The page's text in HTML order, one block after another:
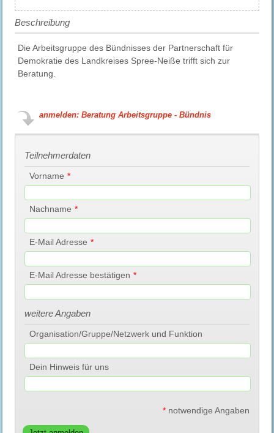
Beschreibung
Die Arbeitsgruppe des Bündnisses der Partnerschaft für
Demokratie des Landkreises Spree-Neiße trifft sich zur
Beratung.
anmelden: Beratung Arbeitsgruppe - Bündnis
Teilnehmerdaten
Vorname *
Nachname *
E-Mail Adresse *
E-Mail Adresse bestätigen *
weitere Angaben
Organisation/Gruppe/Netzwerk und Funktion
Dein Hinweis für uns
*notwendige Angaben